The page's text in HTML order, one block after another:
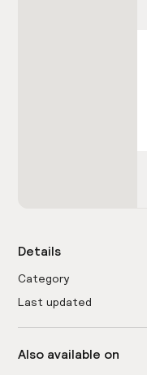
Details
Category
Last updated
Also available on